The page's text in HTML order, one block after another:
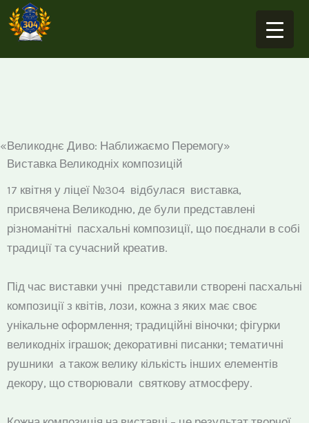
Перейти
до
«Великоднє Диво: Наближаємо Перемогу»
Виставка Великодніх композицій
17 квітня у ліцеї №304 відбулася виставка,
присвячена Великодню, де були представлені
різноманітні пасхальні композиції, що поєднали в собі
традиції та сучасний креатив.
Під час виставки учні представили створені пасхальні
композиції з квітів, лози, кожна з яких має своє
унікальне оформлення; традиційні віночки; фігурки
великодніх іграшок; декоративні писанки; тематичні
рушники а також велику кількість інших елементів
декору, що створювали святкову атмосферу.